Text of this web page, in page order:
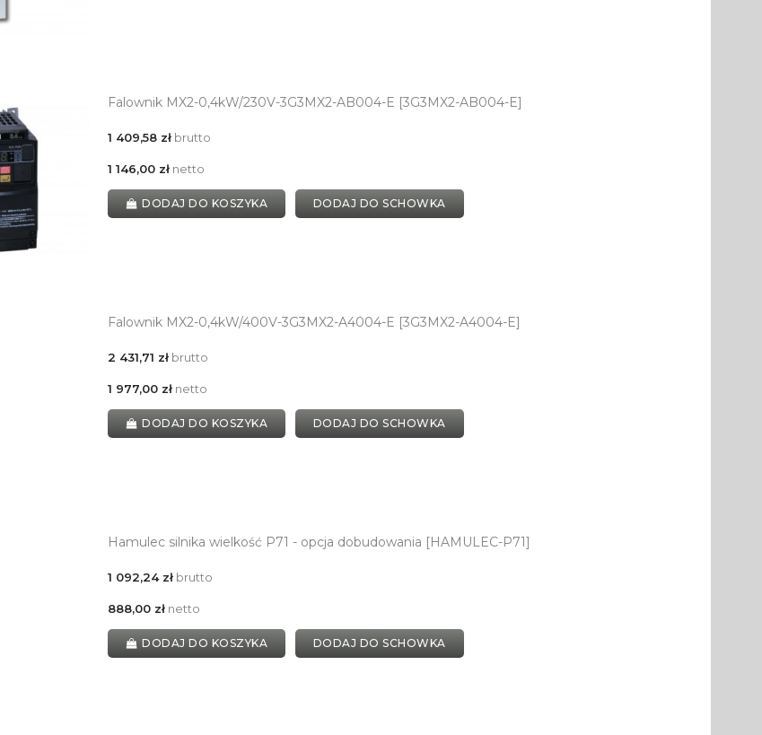
Falownik MX2-0,4kW/230V-3G3MX2-AB004-E [3G3MX2-AB004-E]
1 409,58 złbrutto
1 146,00 złnetto
DODAJ DO KOSZYKA DODAJ DO SCHOWKA
Falownik MX2-0,4kW/400V-3G3MX2-A4004-E [3G3MX2-A4004-E]
2 431,71 złbrutto
1 977,00 złnetto
DODAJ DO KOSZYKA DODAJ DO SCHOWKA
Hamulec silnika wielkość P71 - opcja dobudowania [HAMULEC-P71]
1 092,24 złbrutto
888,00 złnetto
DODAJ DO KOSZYKA DODAJ DO SCHOWKA